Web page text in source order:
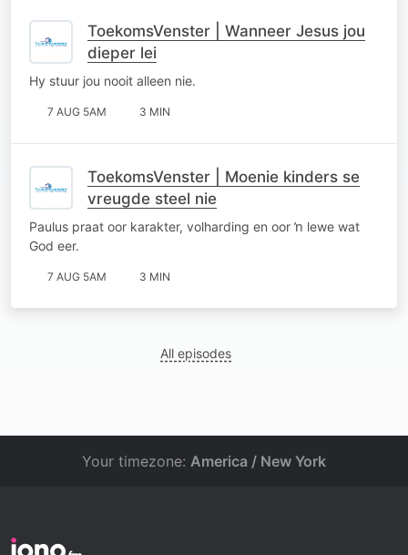
ToekomsVenster | Wanneer Jesus jou
dieper lei
Hy stuur jou nooit alleen nie.
7 AUG 5AM 3 MIN
ToekomsVenster | Moenie kinders se
vreugde steel nie
Paulus praat oor karakter, volharding en oor ŉ lewe wat
God eer.
7 AUG 5AM 3 MIN
All episodes
Your timezone: America / New York